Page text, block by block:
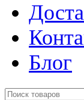
Блог